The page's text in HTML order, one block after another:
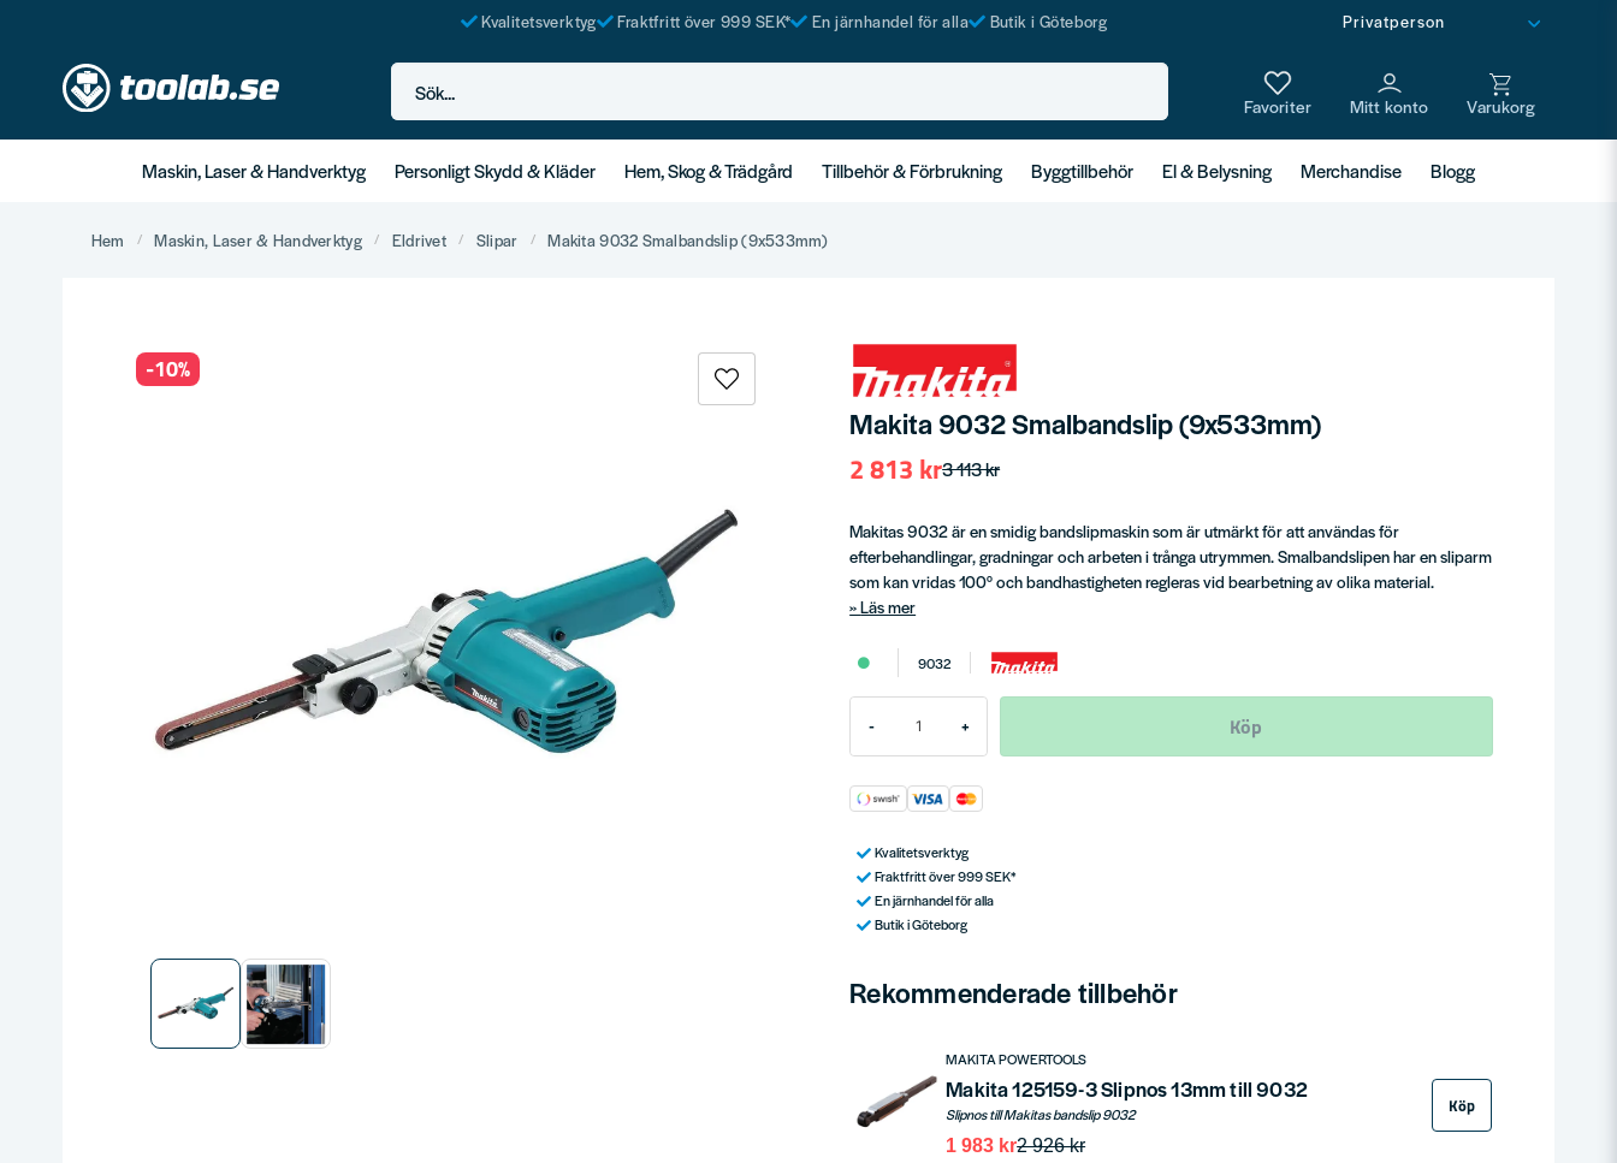
Kvalitetsverktyg Fraktfritt över 999 SEK* En järnhandel för alla Butik i Göteborg
Sök...
Maskin, Laser & Handverktyg Personligt Skydd & Kläder Hem, Skog & Trädgård Tillbehör & Förbrukning Byggtillbehör El & Belysning Merchandise Blogg
Hem Maskin, Laser & Handverktyg Eldrivet Slipar Makita 9032 Smalbandslip (9x533mm)
-10%
Makita 9032 Smalbandslip (9x533mm)
3 113 kr
2 813 kr
Makitas 9032 är en smidig bandslipmaskin som är utmärkt för att användas för
efterbehandlingar, gradningar och arbeten i trånga utrymmen. Smalbandslipen har en sliparm
som kan vridas 100° och bandhastigheten regleras vid bearbetning av olika material.
Läs mer
9032
- + Köp
Kvalitetsverktyg
Fraktfritt över 999 SEK*
En järnhandel för alla
Butik i Göteborg
Rekommenderade tillbehör
MAKITA POWERTOOLS
Makita 125159-3 Slipnos 13mm till 9032
Slipnos till Makitas bandslip 9032
2 926 kr
1 983 kr
Köp